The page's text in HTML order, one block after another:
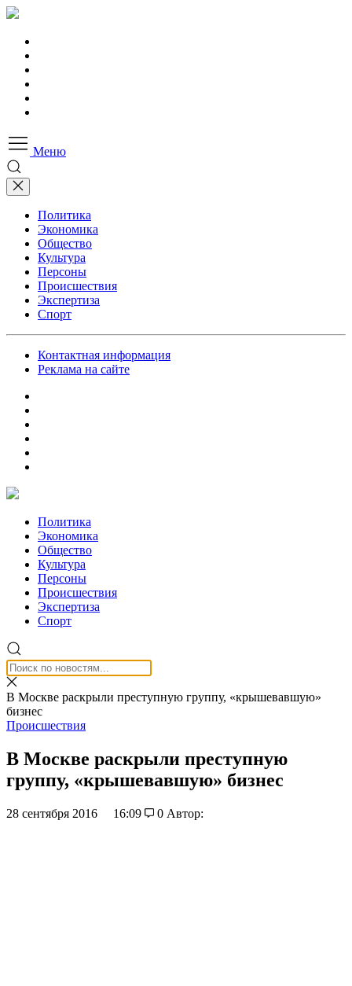
Меню
Политика
Экономика
Общество
Культура
Персоны
Происшествия
Экспертиза
Спорт
Контактная информация
Реклама на сайте
Политика
Экономика
Общество
Культура
Персоны
Происшествия
Экспертиза
Спорт
В Москве раскрыли преступную группу, «крышевавшую»
бизнес
Происшествия
В Москве раскрыли преступную
группу, «крышевавшую» бизнес
28 сентября 2016 16:09 0 Автор: